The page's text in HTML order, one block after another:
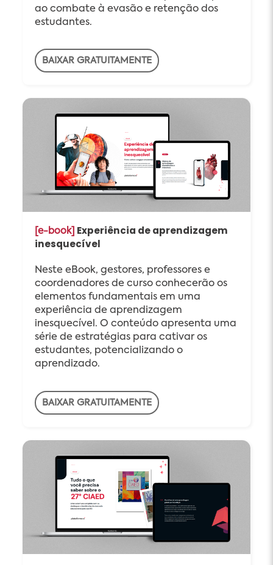
ao combate à evasão e retenção dos
estudantes.
BAIXAR GRATUITAMENTE
[e-book] Experiência de aprendizagem
inesquecível
Neste eBook, gestores, professores e
coordenadores de curso conhecerão os
elementos fundamentais em uma
experiência de aprendizagem
inesquecível. O conteúdo apresenta uma
série de estratégias para cativar os
estudantes, potencializando o
aprendizado.
BAIXAR GRATUITAMENTE